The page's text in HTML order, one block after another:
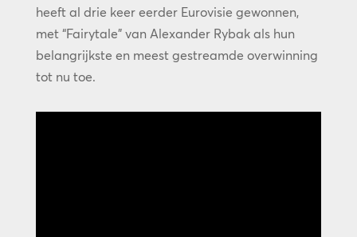
heeft al drie keer eerder Eurovisie gewonnen,
met “Fairytale” van Alexander Rybak als hun
belangrijkste en meest gestreamde overwinning
tot nu toe.